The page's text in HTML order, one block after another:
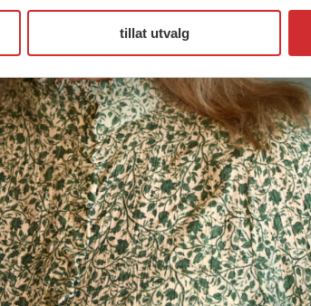
tillat utvalg